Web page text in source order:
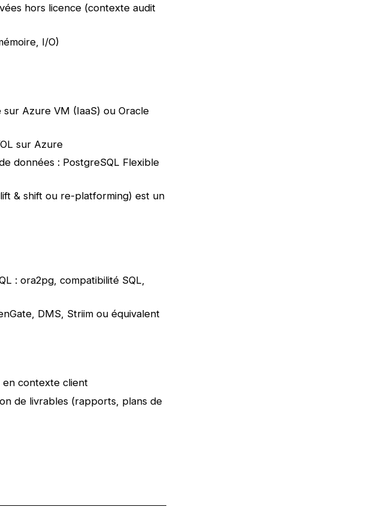
hors licence (contexte audit
I/O)
Azure VM (IaaS) ou Oracle
sur Azure
données : PostgreSQL Flexible
& shift ou re-platforming) est un
: ora2pg, compatibilité SQL,
DMS, Striim ou équivalent
en contexte client
de livrables (rapports, plans de